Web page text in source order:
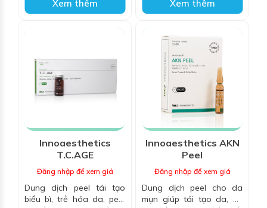
Xem thêm
giúp giảm viêm và làm dịu
trình tái tạo da
Xem thêm
Innoaesthetics
T.C.AGE
Đăng nhập để xem giá
Dung dịch peel tái tạo
biểu bì, trẻ hóa da, peel
Innoaesthetics AKN
Peel
Đăng nhập để xem giá
Dung dịch peel cho da
mụn giúp tái tạo da, hỗ